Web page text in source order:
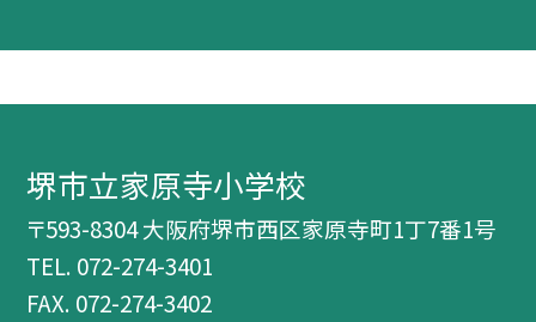
堺市立家原寺小学校
〒593-8304 大阪府堺市西区家原寺町1丁7番1号
TEL. 072-274-3401
FAX. 072-274-3402